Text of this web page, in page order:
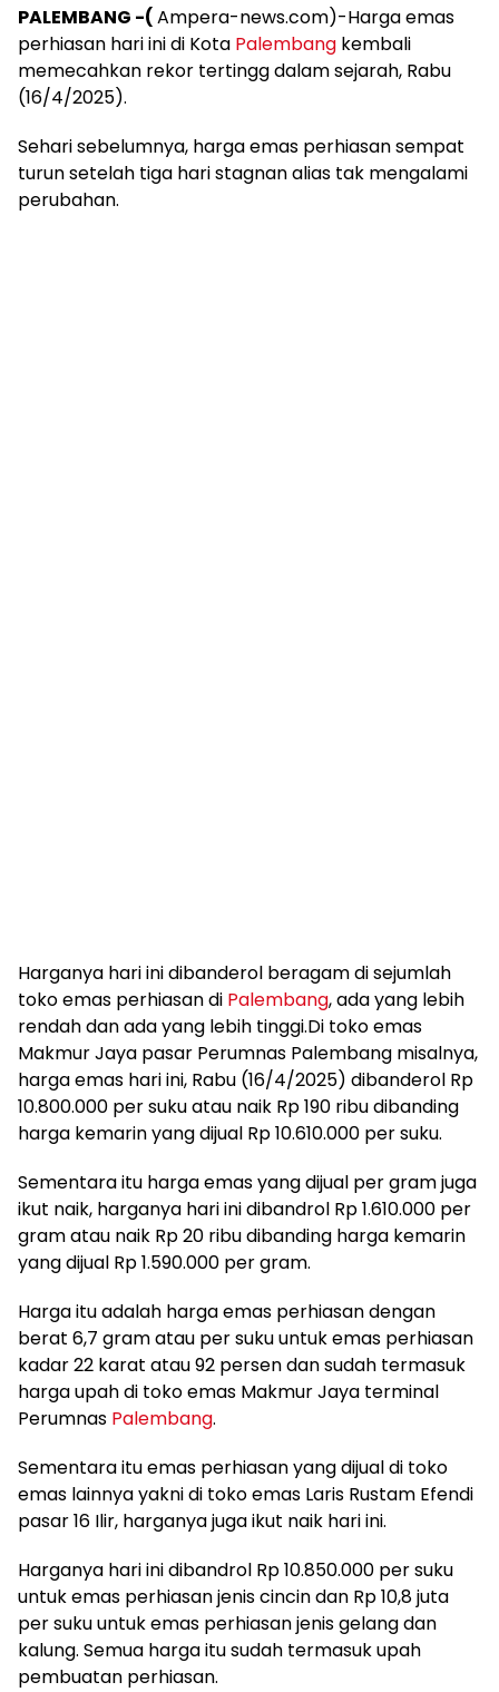
unsur
edukasi,
gaya
hidup,
bebas
dari
SARA,
narkoba
PALEMBANG -(Ampera-news.com)-Harga emas
perhiasan hari ini di Kota Palembang kembali
memecahkan rekor tertingg dalam sejarah, Rabu
(16/4/2025).
Sehari sebelumnya, harga emas perhiasan sempat
turun setelah tiga hari stagnan alias tak mengalami
perubahan.
Harganya hari ini dibanderol beragam di sejumlah
toko emas perhiasan di Palembang, ada yang lebih
rendah dan ada yang lebih tinggi.Di toko emas
Makmur Jaya pasar Perumnas Palembang misalnya,
harga emas hari ini, Rabu (16/4/2025) dibanderol Rp
10.800.000 per suku atau naik Rp 190 ribu dibanding
harga kemarin yang dijual Rp 10.610.000 per suku.
Sementara itu harga emas yang dijual per gram juga
ikut naik, harganya hari ini dibandrol Rp 1.610.000 per
gram atau naik Rp 20 ribu dibanding harga kemarin
yang dijual Rp 1.590.000 per gram.
Harga itu adalah harga emas perhiasan dengan
berat 6,7 gram atau per suku untuk emas perhiasan
kadar 22 karat atau 92 persen dan sudah termasuk
harga upah di toko emas Makmur Jaya terminal
Perumnas Palembang.
Sementara itu emas perhiasan yang dijual di toko
emas lainnya yakni di toko emas Laris Rustam Efendi
pasar 16 Ilir, harganya juga ikut naik hari ini.
Harganya hari ini dibandrol Rp 10.850.000 per suku
untuk emas perhiasan jenis cincin dan Rp 10,8 juta
per suku untuk emas perhiasan jenis gelang dan
kalung. Semua harga itu sudah termasuk upah
pembuatan perhiasan.